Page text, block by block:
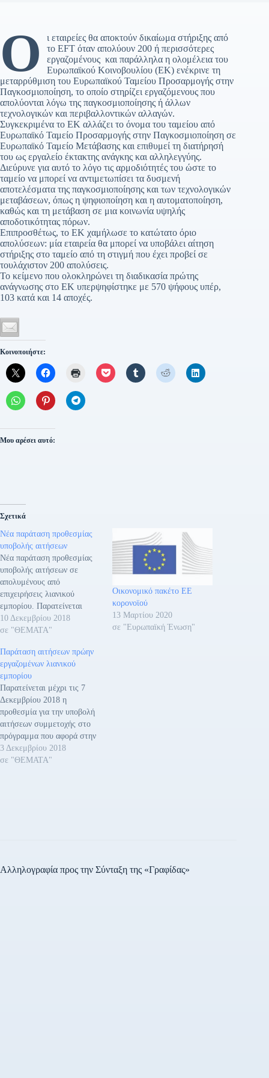
Ο
ι εταιρείες θα αποκτούν δικαίωμα στήριξης από
το EFT όταν απολύουν 200 ή περισσότερες
εργαζομένους και παράλληλα η ολομέλεια του
Ευρωπαϊκού Κοινοβουλίου (ΕΚ) ενέκρινε τη
μεταρρύθμιση του Ευρωπαϊκού Ταμείου Προσαρμογής στην
Παγκοσμιοποίηση, το οποίο στηρίζει εργαζόμενους που
απολύονται λόγω της παγκοσμιοποίησης ή άλλων
τεχνολογικών και περιβαλλοντικών αλλαγών.
Συγκεκριμένα το ΕΚ αλλάζει το όνομα του ταμείου από
Ευρωπαϊκό Ταμείο Προσαρμογής στην Παγκοσμιοποίηση σε
Ευρωπαϊκό Ταμείο Μετάβασης και επιθυμεί τη διατήρησή
του ως εργαλείο έκτακτης ανάγκης και αλληλεγγύης.
Διεύρυνε για αυτό το λόγο τις αρμοδιότητές του ώστε το
ταμείο να μπορεί να αντιμετωπίσει τα δυσμενή
αποτελέσματα της παγκοσμιοποίησης και των τεχνολογικών
μεταβάσεων, όπως η ψηφιοποίηση και η αυτοματοποίηση,
καθώς και τη μετάβαση σε μια κοινωνία υψηλής
αποδοτικότητας πόρων.
Επιπροσθέτως, το ΕΚ χαμήλωσε το κατώτατο όριο
απολύσεων: μία εταιρεία θα μπορεί να υποβάλει αίτηση
στήριξης στο ταμείο από τη στιγμή που έχει προβεί σε
τουλάχιστον 200 απολύσεις.
Το κείμενο που ολοκληρώνει τη διαδικασία πρώτης
ανάγνωσης στο ΕΚ υπερψηφίστηκε με 570 ψήφους υπέρ,
103 κατά και 14 αποχές.
Κοινοποιήστε:
Μου αρέσει αυτό:
Σχετικά
Νέα παράταση προθεσμίας
υποβολής αιτήσεων
Νέα παράταση προθεσμίας
υποβολής αιτήσεων σε
απολυμένους από
επιχειρήσεις λιανικού
εμπορίου. Παρατείνεται
μέχρι τις 12/12/2018 η
προθεσμία για την υποβολή
πρόγραμμα που αφορά στην
ενίσχυση των 725 πρώην
εργαζομένων που
απολύθηκαν, κατά το
χρονικό διάστημα από 19
Απριλίου 2016 έως 19
Ιανουαρίου 2017, από
εταιρείες του κλάδου…
10 Δεκεμβρίου 2018
σε "ΘΕΜΑΤΑ"
Οικονομικό πακέτο ΕΕ
κορονοϊού
13 Μαρτίου 2020
σε "Ευρωπαϊκή Ένωση"
Παράταση αιτήσεων πρώην
εργαζομένων λιανικού
εμπορίου
Παρατείνεται μέχρι τις 7
Δεκεμβρίου 2018 η
προθεσμία για την υποβολή
αιτήσεων συμμετοχής στο
πρόγραμμα που αφορά στην
ενίσχυση των 725 πρώην
εργαζομένων που
3 Δεκεμβρίου 2018
σε "ΘΕΜΑΤΑ"
Αλληλογραφία προς την Σύνταξη της «Γραφίδας»